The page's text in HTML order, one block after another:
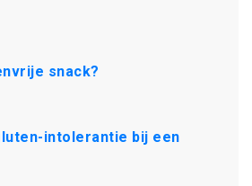
snack?
intolerantie bij een